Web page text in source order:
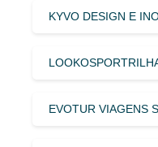
KYVO DESIGN E
EVOTUR VIAGENS